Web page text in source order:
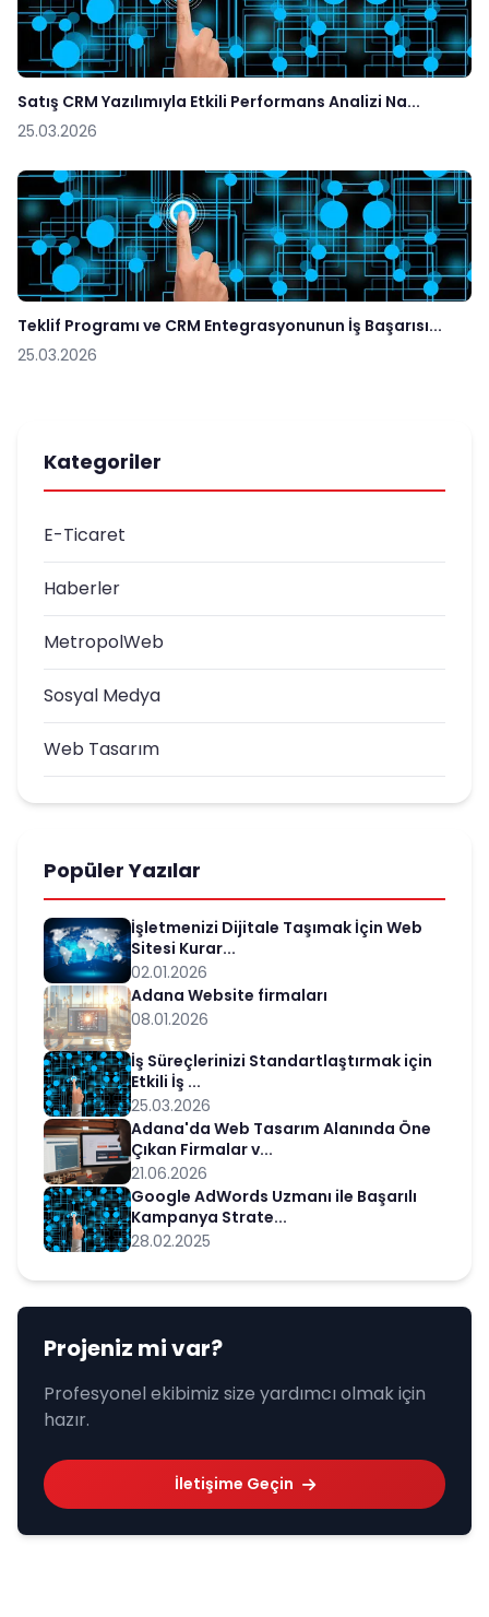
Satış CRM Yazılımıyla Etkili Performans Analizi Na...
25.03.2026
Teklif Programı ve CRM Entegrasyonunun İş Başarısı...
25.03.2026
Kategoriler
E-Ticaret
Haberler
MetropolWeb
Sosyal Medya
Web Tasarım
Popüler Yazılar
İşletmenizi Dijitale Taşımak İçin Web
Sitesi Kurar...
02.01.2026
Adana Website firmaları
08.01.2026
İş Süreçlerinizi Standartlaştırmak için
Etkili İş ...
25.03.2026
Adana'da Web Tasarım Alanında Öne
Çıkan Firmalar v...
21.06.2026
Google AdWords Uzmanı ile Başarılı
Kampanya Strate...
28.02.2025
Projeniz mi var?
Profesyonel ekibimiz size yardımcı olmak için
hazır.
İletişime Geçin